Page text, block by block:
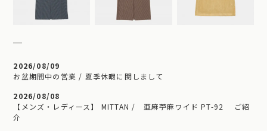
2026/08/09
お盆期間中の営業 / 夏季休暇に関しまして
2026/08/08
【メンズ・レディース】 MITTAN / 亜麻苧麻ワイド PT-92 ご紹
介